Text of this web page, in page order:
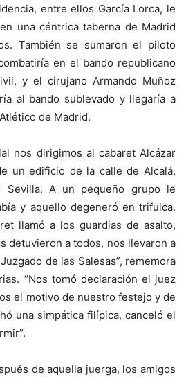
entre ellos García Lorca, le
una céntrica taberna de Madrid
También se sumaron el piloto
en el bando republicano
y el cirujano Armando Muñoz
al bando sublevado y llegaría a
de Madrid.
nos dirigimos al cabaret Alcázar
un edificio de la calle de Alcalá,
A un pequeño grupo le
y aquello degeneró en trifulca.
llamó a los guardias de asalto,
detuvieron a todos, nos llevaron a
de las Salesas”, rememora
“Nos tomó declaración el juez
el motivo de nuestro festejo y de
una simpática filípica, canceló el
de aquella juerga, los amigos